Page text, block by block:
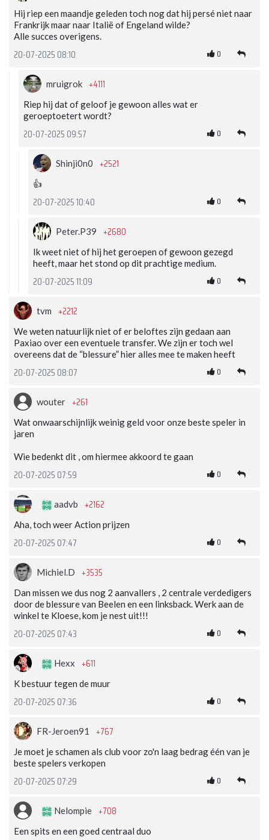
Hij riep een maandje geleden toch nog dat hij persé niet naar
Frankrijk maar naar Italië of Engeland wilde?
Alle succes overigens.
20-07-2025 08:10 0
mruigrok +4111
Riep hij dat of geloof je gewoon alles wat er
geroeptoetert wordt?
20-07-2025 09:57 0
Shinji0n0 +2521
👍
20-07-2025 10:40 0
Peter.P39 +2680
Ik weet niet of hij het geroepen of gewoon gezegd
heeft, maar het stond op dit prachtige medium.
20-07-2025 11:09 0
tvm +2212
We weten natuurlijk niet of er beloftes zijn gedaan aan
Paxiao over een eventuele transfer. We zijn er toch wel
overeens dat de “blessure” hier alles mee te maken heeft
20-07-2025 08:07 0
wouter +261
Wat onwaarschijnlijk weinig geld voor onze beste speler in
jaren
Wie bedenkt dit , om hiermee akkoord te gaan
20-07-2025 07:59 0
aadvb +2162
Aha, toch weer Action prijzen
20-07-2025 07:47 0
Michiel.D +3535
Dan missen we dus nog 2 aanvallers , 2 centrale verdedigers
door de blessure van Beelen en een linksback. Werk aan de
winkel te Kloese, kom je nest uit!!!
20-07-2025 07:43 0
Hexx +611
K bestuur tegen de muur
20-07-2025 07:36 0
FR-Jeroen91 +767
Je moet je schamen als club voor zo'n laag bedrag één van je
beste spelers verkopen
20-07-2025 07:29 0
Nelompie +708
Een spits en een goed centraal duo